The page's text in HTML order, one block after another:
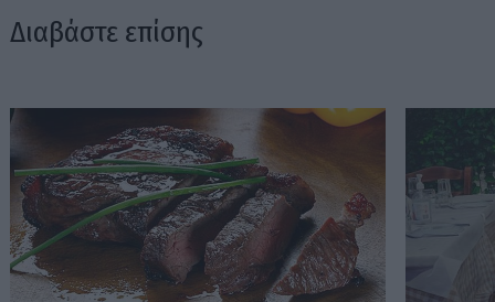
Διαβάστε επίσης